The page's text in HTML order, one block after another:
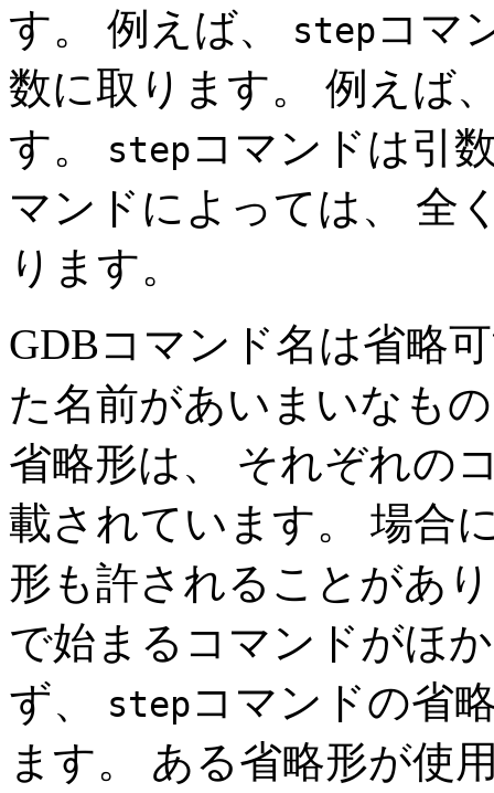
す。 例えば、
stepコマ
数に取ります。 例えば
す。
stepコマンドは引
マンドによっては、 全
ります。
GDBコマンド名は省略
た名前があいまいなも
省略形は、 それぞれの
載されています。 場合
形も許されることがあ
で始まるコマンドがほ
ず、
stepコマンドの省
ます。 ある省略形が使